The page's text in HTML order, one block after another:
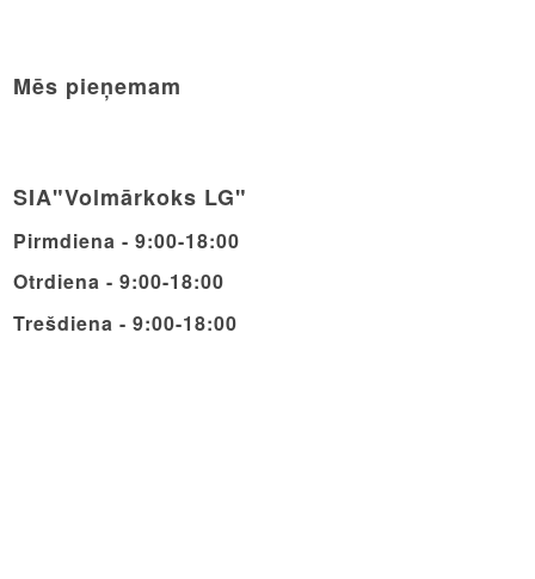
Mēs pieņemam
SIA"Volmārkoks LG"
Pirmdiena - 9:00-18:00
Otrdiena - 9:00-18:00
Trešdiena - 9:00-18:00